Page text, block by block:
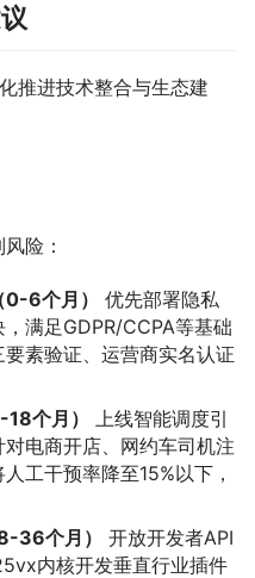
推进技术整合与生态建
险：
6个月）
优先部署隐私
满足GDPR/CCPA等基础
素验证、运营商实名认证
个月）
上线智能调度引
电商开店、网约车司机注
工干预率降至15%以下，
36个月）
开放开发者API
内核开发垂直行业插件